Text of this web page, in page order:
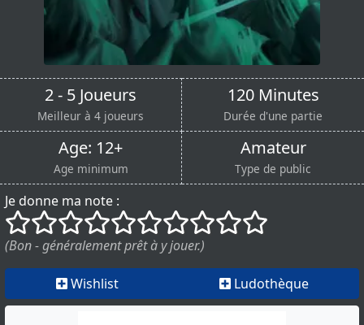
2 - 5 Joueurs
Meilleur à 4 joueurs
120 Minutes
Durée d'une partie
Age: 12+
Age minimum
Amateur
Type de public
Je donne ma note :
()
() () () () () () () ()
()
(Bon - généralement prêt à y jouer.)
Wishlist Ludothèque